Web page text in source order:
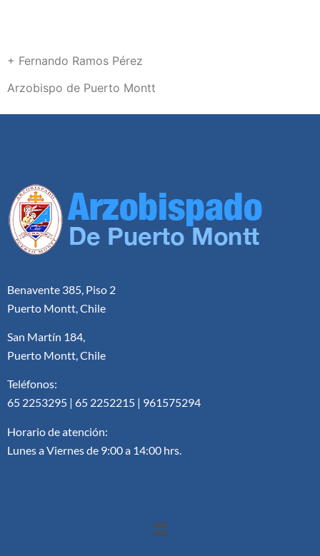
+ Fernando Ramos Pérez
Arzobispo de Puerto Montt
Benavente 385, Piso 2
Puerto Montt, Chile
San Martín 184,
Puerto Montt, Chile
Teléfonos:
65 2253295 | 65 2252215 | 961575294
Horario de atención:
Lunes a Viernes de 9:00 a 14:00 hrs.